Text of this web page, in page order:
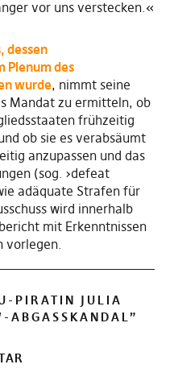
vor uns verstecken.«
dessen
Plenum des
wurde, nimmt seine
Mandat zu ermitteln, ob
frühzeitig
ob sie es verabsäumt
anzupassen und das
(sog. ›defeat
adäquate Strafen für
wird innerhalb
mit Erkenntnissen
vorlegen.
PIRATIN JULIA
ABGASSKANDAL”